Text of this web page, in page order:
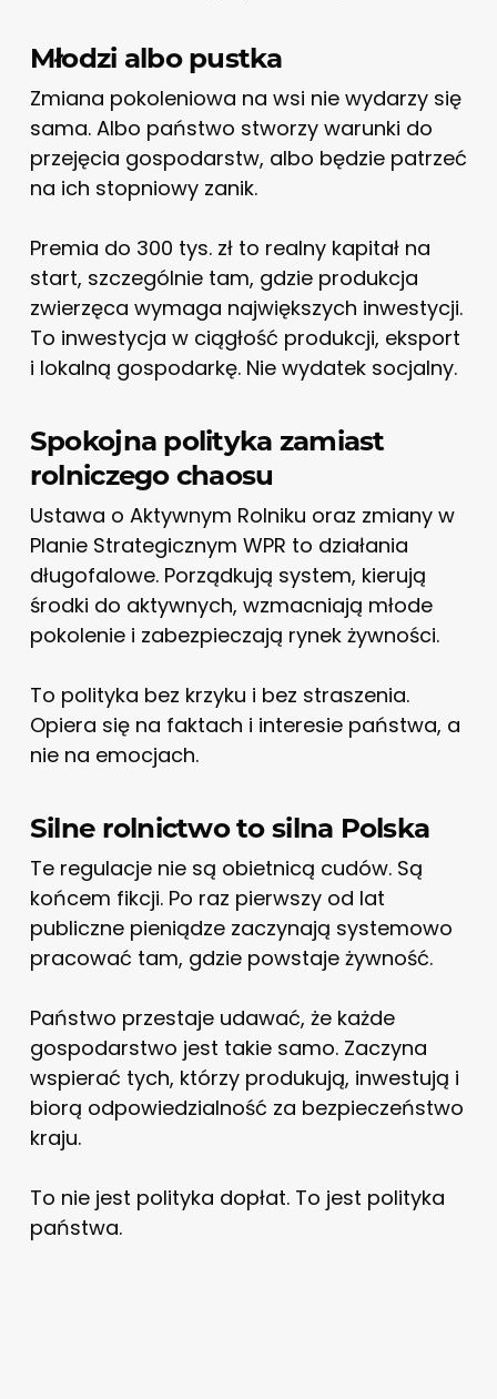
Młodzi albo pustka
Zmiana pokoleniowa na wsi nie wydarzy się
sama. Albo państwo stworzy warunki do
przejęcia gospodarstw, albo będzie patrzeć
na ich stopniowy zanik.
Premia do 300 tys. zł to realny kapitał na
start, szczególnie tam, gdzie produkcja
zwierzęca wymaga największych inwestycji.
To inwestycja w ciągłość produkcji, eksport
i lokalną gospodarkę. Nie wydatek socjalny.
Spokojna polityka zamiast
rolniczego chaosu
Ustawa o Aktywnym Rolniku oraz zmiany w
Planie Strategicznym WPR to działania
długofalowe. Porządkują system, kierują
środki do aktywnych, wzmacniają młode
pokolenie i zabezpieczają rynek żywności.
To polityka bez krzyku i bez straszenia.
Opiera się na faktach i interesie państwa, a
nie na emocjach.
Silne rolnictwo to silna Polska
Te regulacje nie są obietnicą cudów. Są
końcem fikcji. Po raz pierwszy od lat
publiczne pieniądze zaczynają systemowo
pracować tam, gdzie powstaje żywność.
Państwo przestaje udawać, że każde
gospodarstwo jest takie samo. Zaczyna
wspierać tych, którzy produkują, inwestują i
biorą odpowiedzialność za bezpieczeństwo
kraju.
To nie jest polityka dopłat. To jest polityka
państwa.